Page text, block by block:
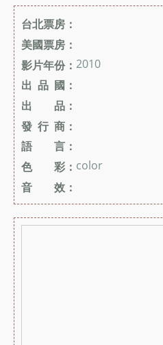
台北票房：
美國票房：
影片年份： 2010
出 品 國：
出 品：
發 行 商：
語 言：
色 彩： color
音 效：